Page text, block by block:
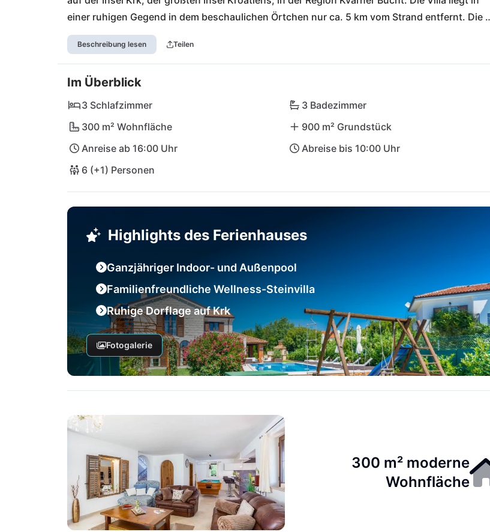
einer ruhigen Gegend in dem beschaulichen Örtchen nur ca. 5 km vom Strand entfernt. Die
Insel Krk ist über zwei imposante Brücken erreichbar, der Flughafen der Stadt Rijeka ist ca. 10
Autominuten entfernt. Rijeka, die Metropole des Kvarner Landes, liegt 30 km entfernt. Auf Krk
gibt es zahlreiche liebenswerte Orte, wo man Shoppen, Ausgehen und Sport treiben kann.
Beschreibung lesen Teilen
Im Überblick
3 Schlafzimmer
3 Badezimmer
300 m² Wohnfläche
900 m² Grundstück
Anreise ab 16:00 Uhr
Abreise bis 10:00 Uhr
6 (+1) Personen
Highlights des Ferienhauses
Ganzjähriger Indoor- und Außenpool
Familienfreundliche Wellness-Steinvilla
Ruhige Dorflage auf Krk
Fotogalerie
300 m² moderne
Wohnfläche